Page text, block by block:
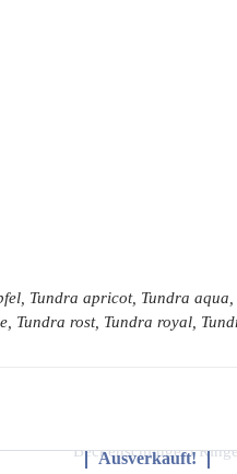
Tundra apricot, Tundra
Tundra rost, Tundra royal,
Ausverkauft!